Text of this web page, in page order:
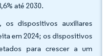
até 2030.
dispositivos auxiliares
em 2024; os dispositivos
para crescer a um